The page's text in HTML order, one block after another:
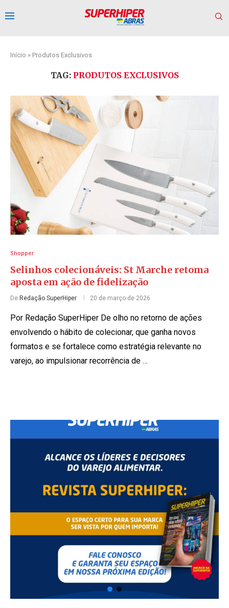
Início » Produtos Exclusivos
TAG: PRODUTOS EXCLUSIVOS
Shopper
Selinhos colecionáveis: St Marche retoma
aposta em ação de fidelização
De Redação SuperHiper 20 de março de 2026
Por Redação SuperHiper De olho no retorno de ações
envolvendo o hábito de colecionar, que ganha novos
formatos e se fortalece como estratégia relevante no
varejo, ao impulsionar recorrência de …